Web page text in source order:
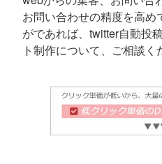
お問い合わせの精度を高
がであれば、twitter自動投
ト制作について、ご相談く